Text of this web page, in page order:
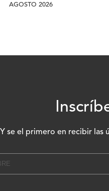
AGOSTO 2026
Y se el primero en recibir las